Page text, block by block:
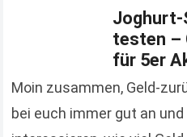
testen –
für 5er
Moin zusammen, Geld-
bei euch immer gut an